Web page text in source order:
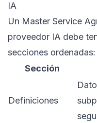
IA
Un Master Service
proveedor IA debe
secciones ordenadas:
Sección
Definiciones